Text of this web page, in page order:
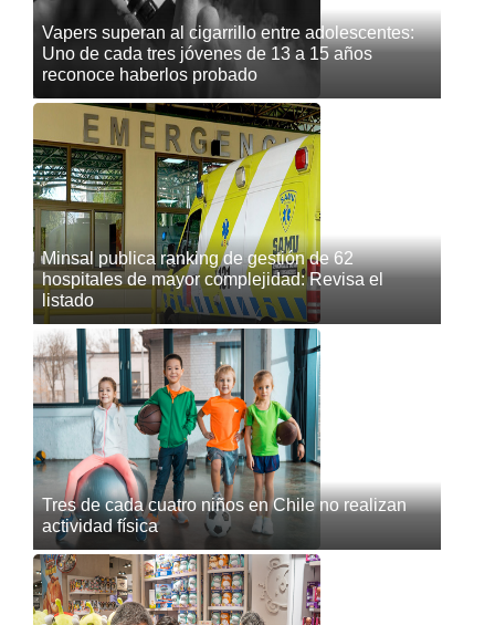
Vapers superan al cigarrillo entre adolescentes:
Uno de cada tres jóvenes de 13 a 15 años
reconoce haberlos probado
Minsal publica ranking de gestión de 62
hospitales de mayor complejidad: Revisa el
listado
Tres de cada cuatro niños en Chile no realizan
actividad física